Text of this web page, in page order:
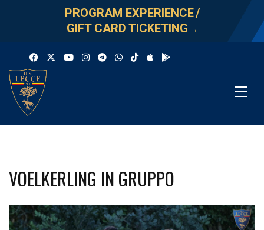
PROGRAM EXPERIENCE/
GIFT CARD TICKETING →
VOELKERLING IN GRUPPO